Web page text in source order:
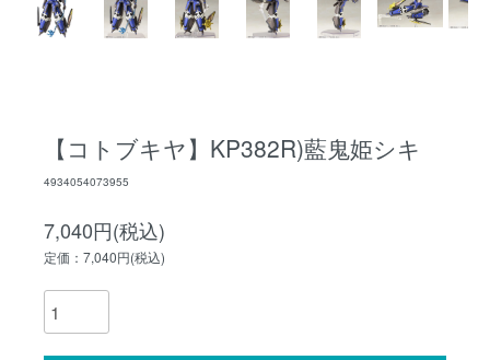
【コトブキヤ】KP382R)藍鬼姫シキ
4934054073955
7,040円(税込)
定価：7,040円(税込)